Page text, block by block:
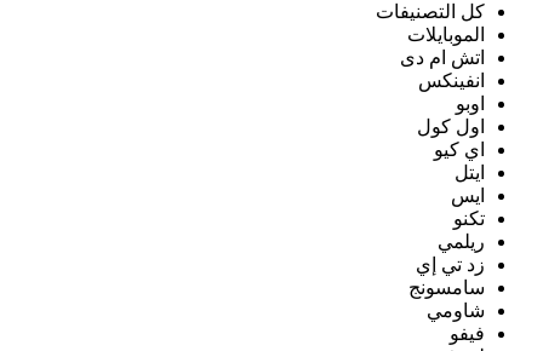
كل التصنيفات
الموبايلات
اتش ام دى
انفينكس
اوبو
اول كول
اي كيو
ايتل
ايس
تكنو
ريلمي
زد تي إي
سامسونج
شاومي
فيفو